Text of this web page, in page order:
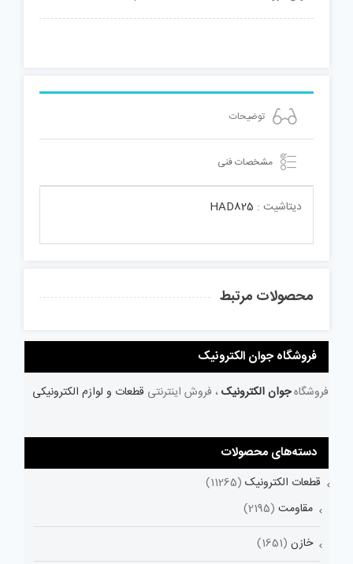
توضیحات
مشخصات فنی
دیتاشیت : HAD825
محصولات مرتبط
فروشگاه جوان الکترونیک
فروشگاهجوان الکترونیک ، فروش اینترنتی قطعات و لوازم الکترونیکی
دسته‌های محصولات
قطعات الکترونیک (11265)
مقاومت (2195)
خازن (1651)